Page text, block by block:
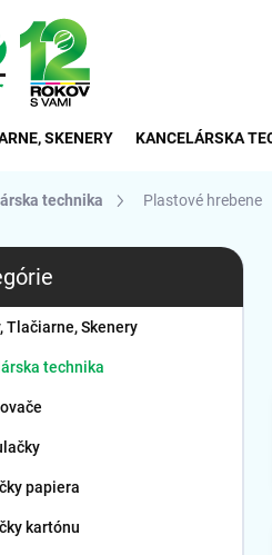
SKENERY KANCELÁRSKA
technika Plastové hrebene
Tlačiarne, Skenery
technika
papiera
kartónu